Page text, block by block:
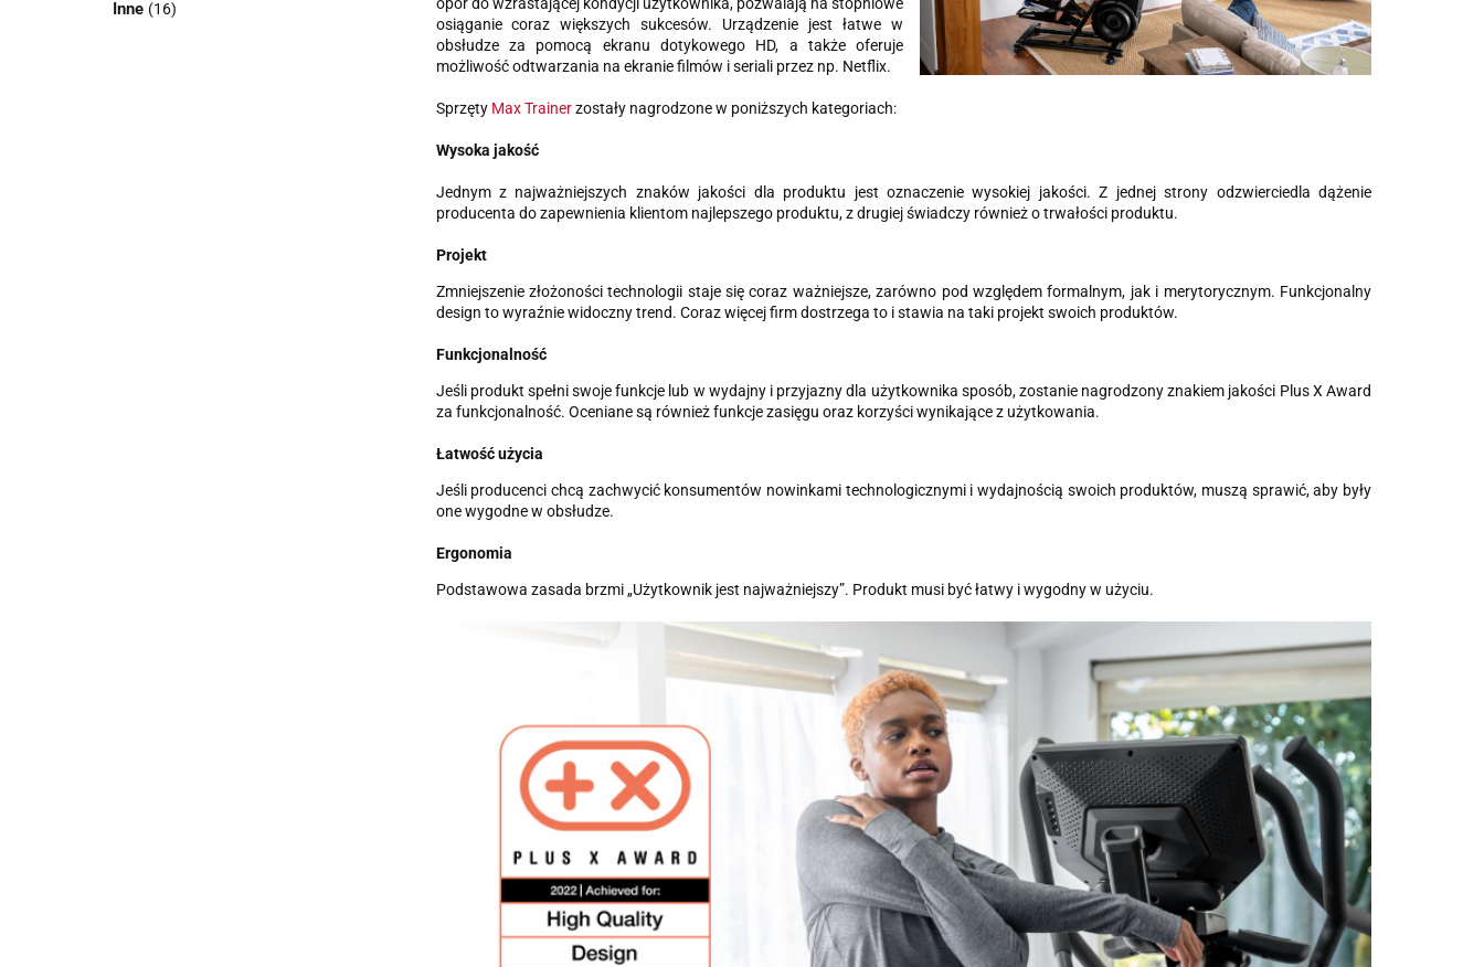
Inne (16)
osiąganie coraz większych sukcesów. Urządzenie jest łatwe w
obsłudze za pomocą ekranu dotykowego HD, a także oferuje
możliwość odtwarzania na ekranie filmów i seriali przez np. Netflix.
Sprzęty Max Trainerzostały nagrodzone w poniższych kategoriach:
Wysoka jakość
Jednym z najważniejszych znaków jakości dla produktu jest oznaczenie wysokiej jakości. Z jednej strony odzwierciedla dążenie
producenta do zapewnienia klientom najlepszego produktu, z drugiej świadczy również o trwałości produktu.
Projekt
Zmniejszenie złożoności technologii staje się coraz ważniejsze, zarówno pod względem formalnym, jak i merytorycznym. Funkcjonalny
design to wyraźnie widoczny trend. Coraz więcej firm dostrzega to i stawia na taki projekt swoich produktów.
Funkcjonalność
Jeśli produkt spełni swoje funkcje lub w wydajny i przyjazny dla użytkownika sposób, zostanie nagrodzony znakiem jakości Plus X Award
za funkcjonalność. Oceniane są również funkcje zasięgu oraz korzyści wynikające z użytkowania.
Łatwość użycia
Jeśli producenci chcą zachwycić konsumentów nowinkami technologicznymi i wydajnością swoich produktów, muszą sprawić, aby były
one wygodne w obsłudze.
Ergonomia
Podstawowa zasada brzmi „Użytkownik jest najważniejszy”. Produkt musi być łatwy i wygodny w użyciu.